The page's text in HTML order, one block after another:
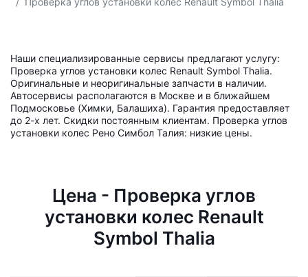
Наши специализированные сервисы предлагают услугу:
Проверка углов установки колес Renault Symbol Thalia.
Оригинальные и неоригинальные запчасти в наличии.
Автосервисы располагаются в Москве и в ближайшем
Подмосковье (Химки, Балашиха). Гарантия предоставляет
до 2-х лет. Скидки постоянным клиентам. Проверка углов
установки колес Рено Симбол Талия: низкие цены.
Цена - Проверка углов
установки колес Renault
Symbol Thalia